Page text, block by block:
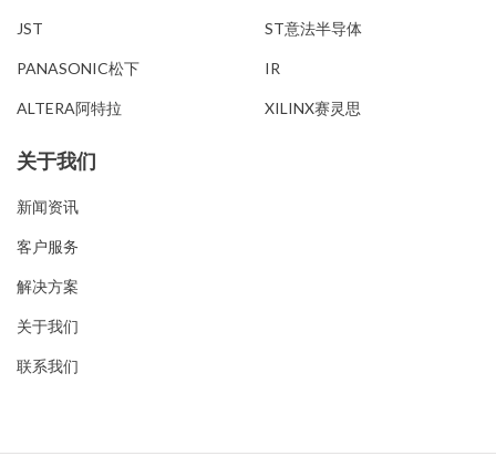
JST
PANASONIC松下
ALTERA阿特拉
ST意法半导体
IR
XILINX赛灵思
关于我们
新闻资讯
客户服务
解决方案
关于我们
联系我们